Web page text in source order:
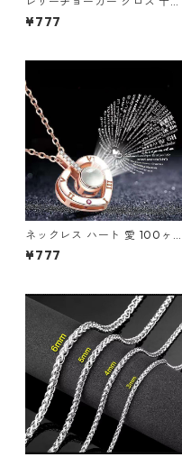
架 チョーカー ロザリオ スタッ
ズ コスプレ 地雷系 シスター V
¥777
ネックレス ハート 愛 100ヶ国
言語の愛してる ジルコニア シ
ルバー プロジェクター
¥777